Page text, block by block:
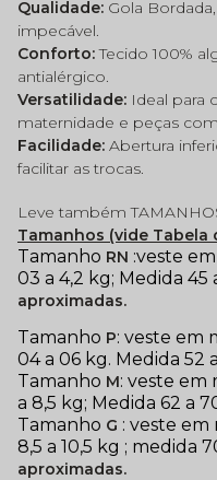
Qualidade: Gola
impecável.
Conforto:Tecido 100%
antialérgico.
Versatilidade: Ideal para
maternidade e peças
Facilidade: Abertura
facilitar as trocas.
Leve também
Tamanhos (vide Tabela
Tamanho RN :veste
03 a 4,2 kg; Medida 45
aproximadas.
Tamanho P: veste em
04 a 06 kg. Medida 52
Tamanho M: veste em
a 8,5 kg; Medida 62 a
Tamanho G : veste em
8,5 a 10,5 kg ; medida
aproximadas.